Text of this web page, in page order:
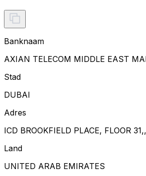
Banknaam
AXIAN TELECOM MIDDLE EAST
Stad
DUBAI
Adres
ICD BROOKFIELD PLACE, FLOOR
Land
UNITED ARAB EMIRATES